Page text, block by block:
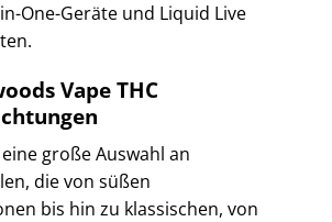
One-Geräte und Liquid Live
Vape THC
große Auswahl an
die von süßen
bis hin zu klassischen, von